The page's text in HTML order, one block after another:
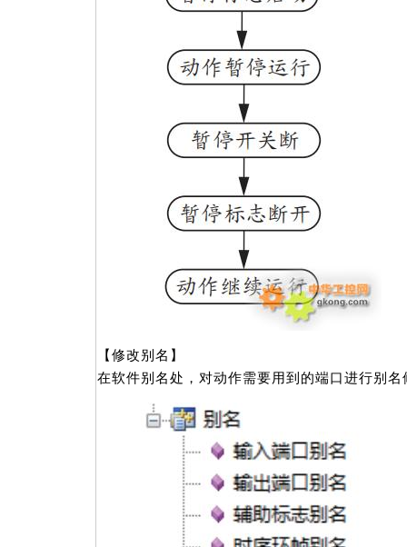
【修改别名】
在软件别名处，对动作需要用到的端口进行别名